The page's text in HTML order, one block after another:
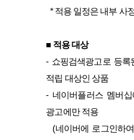
* 적용 일정은 내부 사
■ 적용 대상
- 쇼핑검색광고로 등
적립 대상인 상품
- 네이버플러스 멤버
광고에만 적용
(네이버에 로그인하